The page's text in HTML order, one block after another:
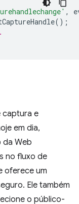
,
();
captura e
em dia,
da Web
no fluxo de
oferece um
Ele também
o público-